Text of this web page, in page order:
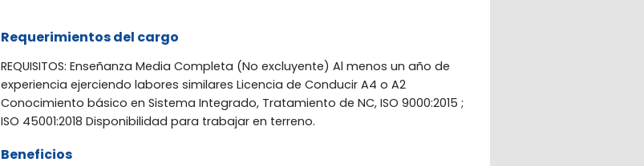
Requerimientos del cargo
REQUISITOS: Enseñanza Media Completa (No excluyente) Al menos un año de
experiencia ejerciendo labores similares Licencia de Conducir A4 o A2
Conocimiento básico en Sistema Integrado, Tratamiento de NC, ISO 9000:2015 ;
ISO 45001:2018 Disponibilidad para trabajar en terreno.
Beneficios